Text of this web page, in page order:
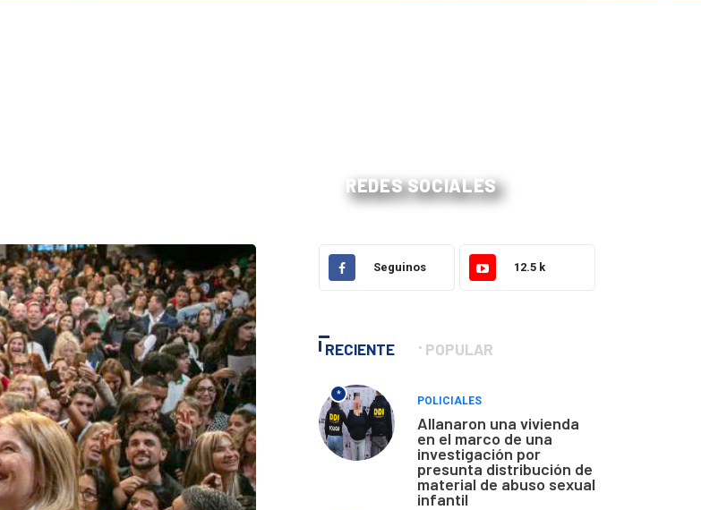
REDES SOCIALES
Seguinos 12.5 k
RECIENTE POPULAR
*
POLICIALES
Allanaron una vivienda
en el marco de una
investigación por
presunta distribución de
material de abuso sexual
infantil